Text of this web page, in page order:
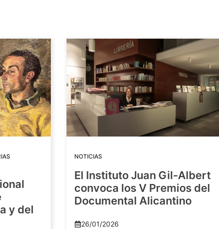
y del
NOTICIAS
El Instituto Juan Gil-Albert
convoca los V Premios del
Documental Alicantino
26/01/2026